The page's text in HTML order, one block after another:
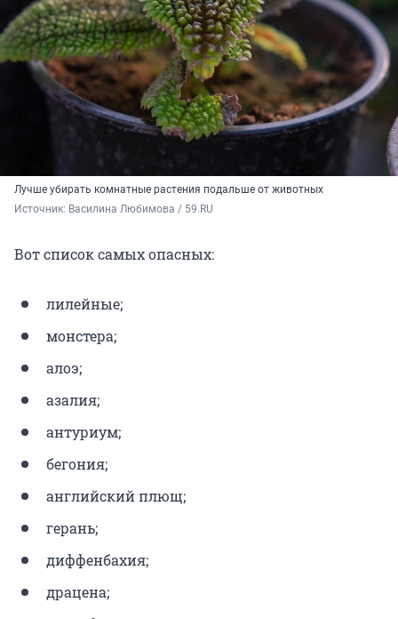
Лучше убирать комнатные растения подальше от животных
Источник: Василина Любимова / 59.RU
Вот список самых опасных:
лилейные;
монстера;
алоэ;
азалия;
антуриум;
бегония;
английский плющ;
герань;
диффенбахия;
драцена;